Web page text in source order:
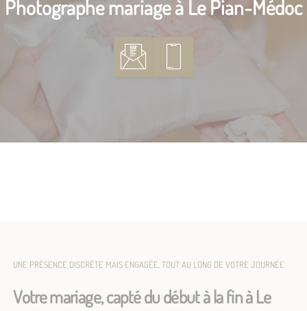
Photographe mariage à Le Pian-Médoc
UNE PRÉSENCE DISCRÈTE MAIS ENGAGÉE, TOUT AU LONG DE VOTRE JOURNÉE
Votre mariage, capté du début à la fin à Le